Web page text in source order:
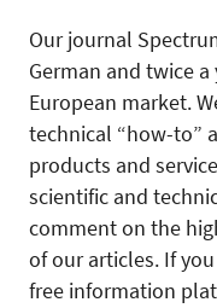
Our journal
German and twice
European market.
technical “how-to”
products and
scientific and
comment on the
of our articles. If
free information